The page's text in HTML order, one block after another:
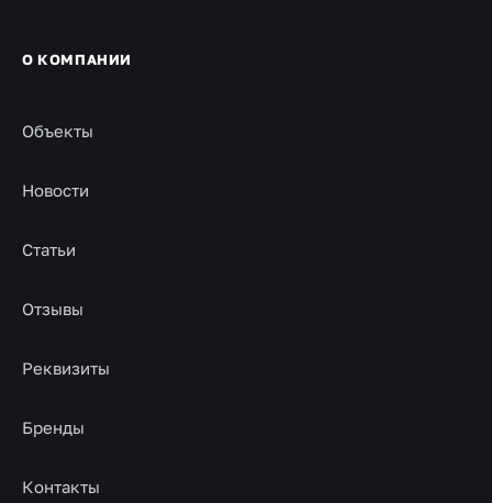
О КОМПАНИИ
Объекты
Новости
Статьи
Отзывы
Реквизиты
Бренды
Контакты